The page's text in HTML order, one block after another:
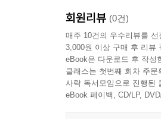
회원리뷰 (0건)
매주 10건의 우수리뷰를
3,000원 이상 구매 후 리뷰
eBook은 다운로드 후 작성
클래스는 첫번째 회차 주
사락 독서모임으로 진행된
eBook 페이백, CD/LP,